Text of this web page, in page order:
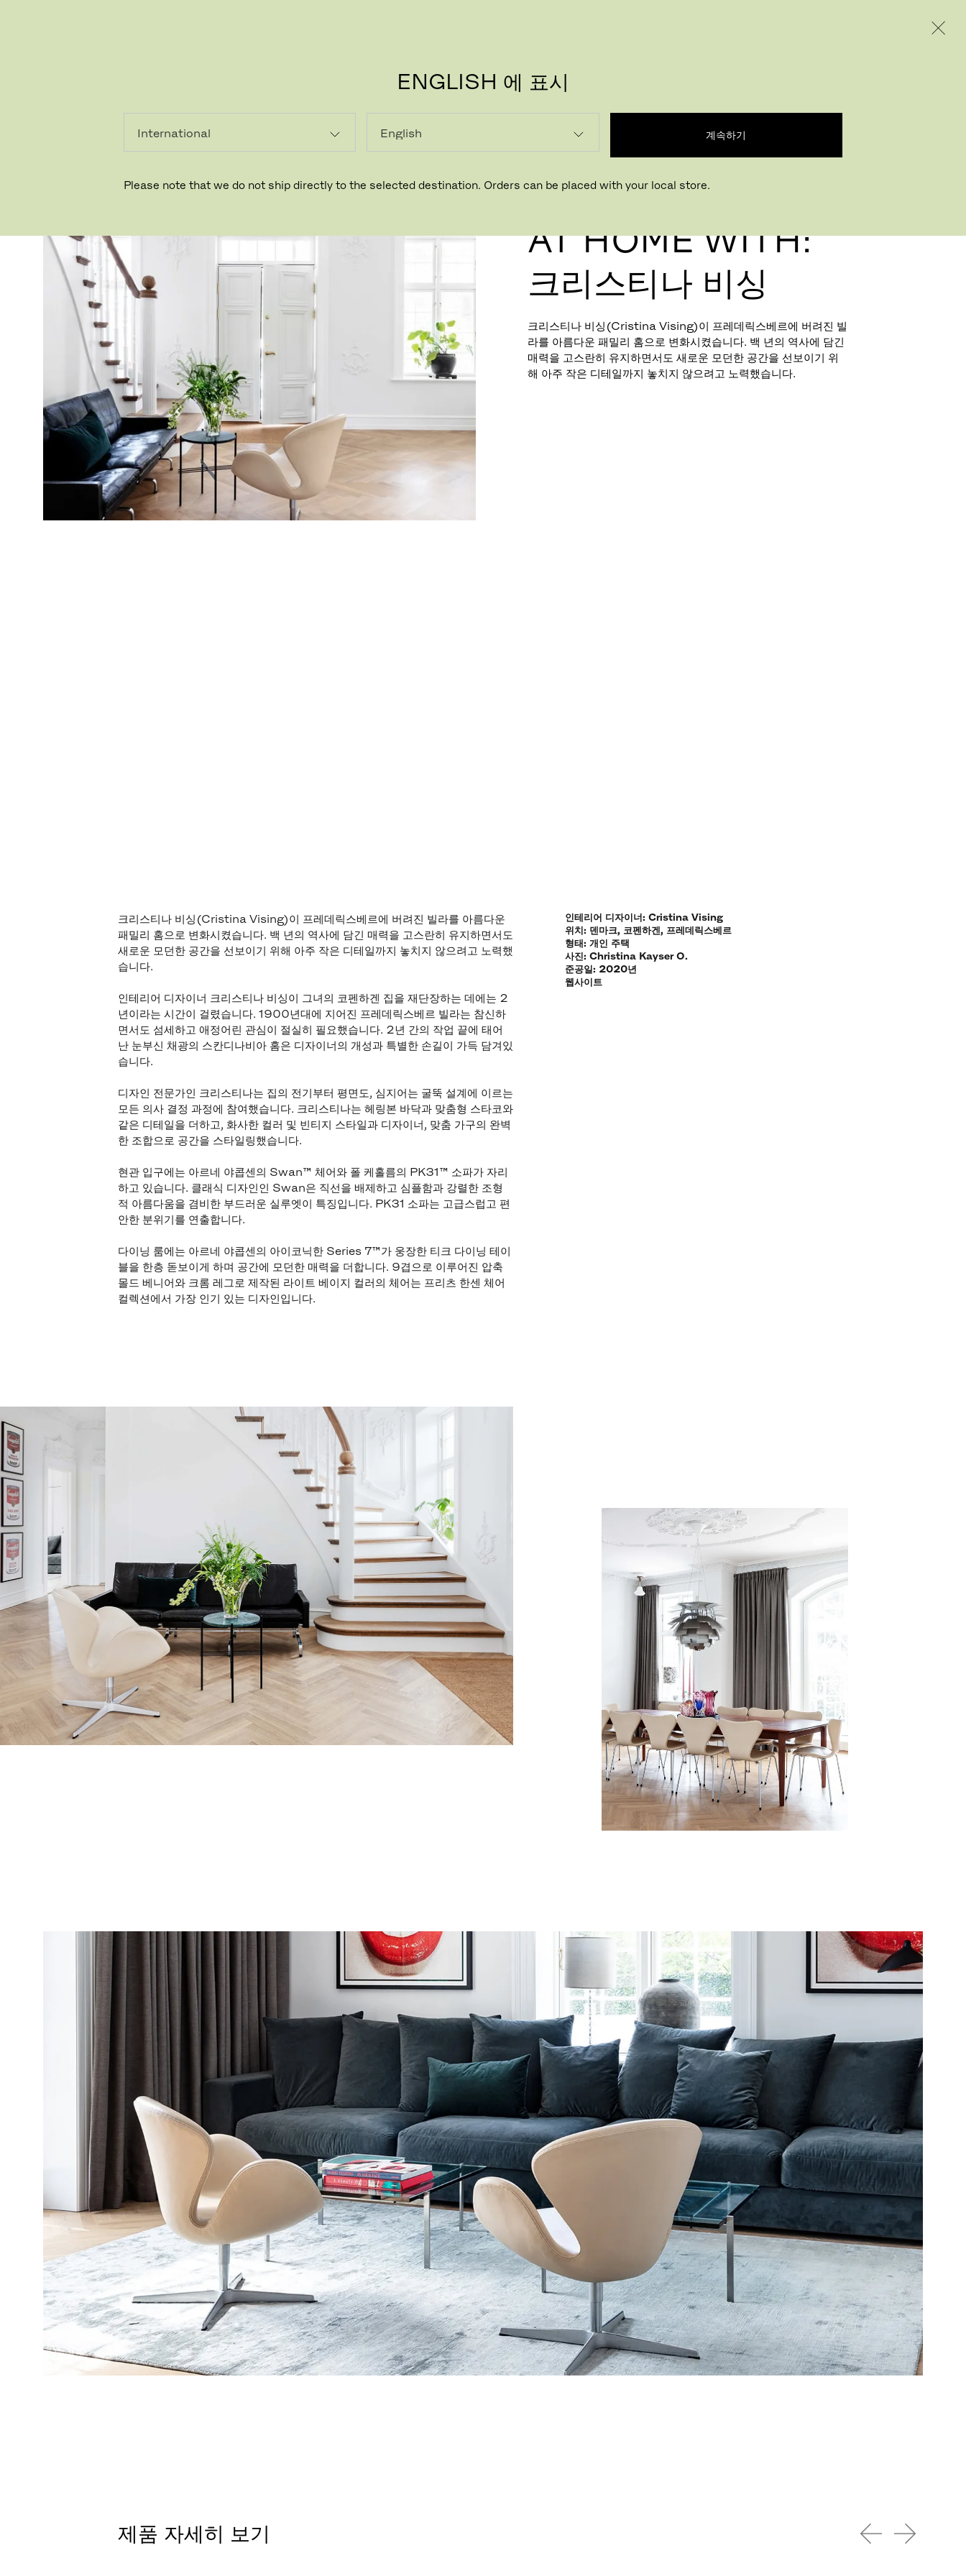
ENGLISH 에 표시
계속하기
Please note that we do not ship directly to the selected destination. Orders can be placed with your local store.
AT HOME WITH:
크리스티나 비싱
크리스티나 비싱(Cristina Vising)이 프레데릭스베르에 버려진 빌
라를 아름다운 패밀리 홈으로 변화시켰습니다. 백 년의 역사에 담긴
매력을 고스란히 유지하면서도 새로운 모던한 공간을 선보이기 위
해 아주 작은 디테일까지 놓치지 않으려고 노력했습니다.
인테리어 디자이너: Cristina Vising
위치: 덴마크, 코펜하겐, 프레데릭스베르
형태: 개인 주택
사진: Christina Kayser O.
준공일: 2020년
웹사이트
크리스티나 비싱(Cristina Vising)이 프레데릭스베르에 버려진 빌라를 아름다운
패밀리 홈으로 변화시켰습니다. 백 년의 역사에 담긴 매력을 고스란히 유지하면서도
새로운 모던한 공간을 선보이기 위해 아주 작은 디테일까지 놓치지 않으려고 노력했
습니다.
인테리어 디자이너 크리스티나 비싱이 그녀의 코펜하겐 집을 재단장하는 데에는 2
년이라는 시간이 걸렸습니다. 1900년대에 지어진 프레데릭스베르 빌라는 참신하
면서도 섬세하고 애정어린 관심이 절실히 필요했습니다. 2년 간의 작업 끝에 태어
난 눈부신 채광의 스칸디나비아 홈은 디자이너의 개성과 특별한 손길이 가득 담겨있
습니다.
디자인 전문가인 크리스티나는 집의 전기부터 평면도, 심지어는 굴뚝 설계에 이르는
모든 의사 결정 과정에 참여했습니다. 크리스티나는 헤링본 바닥과 맞춤형 스타코와
같은 디테일을 더하고, 화사한 컬러 및 빈티지 스타일과 디자이너, 맞춤 가구의 완벽
한 조합으로 공간을 스타일링했습니다.
현관 입구에는 아르네 야콥센의 Swan™ 체어와 폴 케홀름의 PK31™ 소파가 자리
하고 있습니다. 클래식 디자인인 Swan은 직선을 배제하고 심플함과 강렬한 조형
적 아름다움을 겸비한 부드러운 실루엣이 특징입니다. PK31 소파는 고급스럽고 편
안한 분위기를 연출합니다.
다이닝 룸에는 아르네 야콥센의 아이코닉한 Series 7™가 웅장한 티크 다이닝 테이
블을 한층 돋보이게 하며 공간에 모던한 매력을 더합니다. 9겹으로 이루어진 압축
몰드 베니어와 크롬 레그로 제작된 라이트 베이지 컬러의 체어는 프리츠 한센 체어
컬렉션에서 가장 인기 있는 디자인입니다.
제품 자세히 보기